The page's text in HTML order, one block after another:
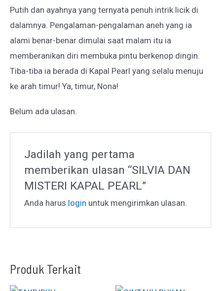
Putih dan ayahnya yang ternyata penuh intrik licik di
dalamnya. Pengalaman-pengalaman aneh yang ia
alami benar-benar dimulai saat malam itu ia
memberanikan diri membuka pintu berkenop dingin.
Tiba-tiba ia berada di Kapal Pearl yang selalu menuju
ke arah timur! Ya, timur, Nona!
Belum ada ulasan.
Jadilah yang pertama
memberikan ulasan “SILVIA DAN
MISTERI KAPAL PEARL”
Anda harus login untuk mengirimkan ulasan.
Produk Terkait